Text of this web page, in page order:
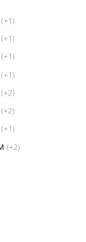
(+1)
(+1)
(+1)
(+1)
(+2)
(+2)
(+1)
(+2)